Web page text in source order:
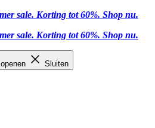
sale. Korting tot 60%. Shop nu.
sale. Korting tot 60%. Shop nu.
Sluiten